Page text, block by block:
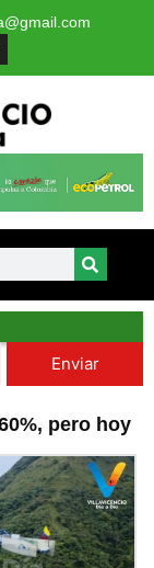
Enviar
pero hoy